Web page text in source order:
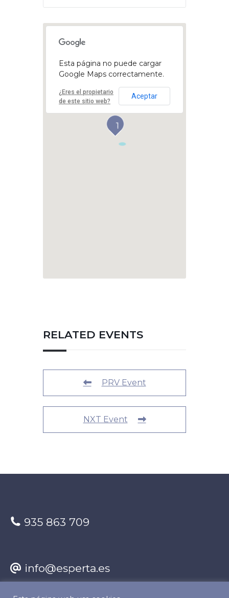
1
Esta página no puede cargar
Google Maps correctamente.
¿Eres el propietario
de este sitio web?
Aceptar
RELATED EVENTS
PRV Event
NXT Event
935 863 709
info@esperta.es